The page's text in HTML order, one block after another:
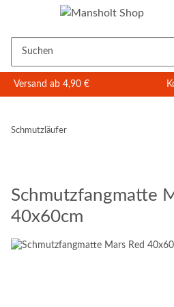
Versand ab 4,90 €
Schmutzläufer
Schmutzfangmatte
40x60cm